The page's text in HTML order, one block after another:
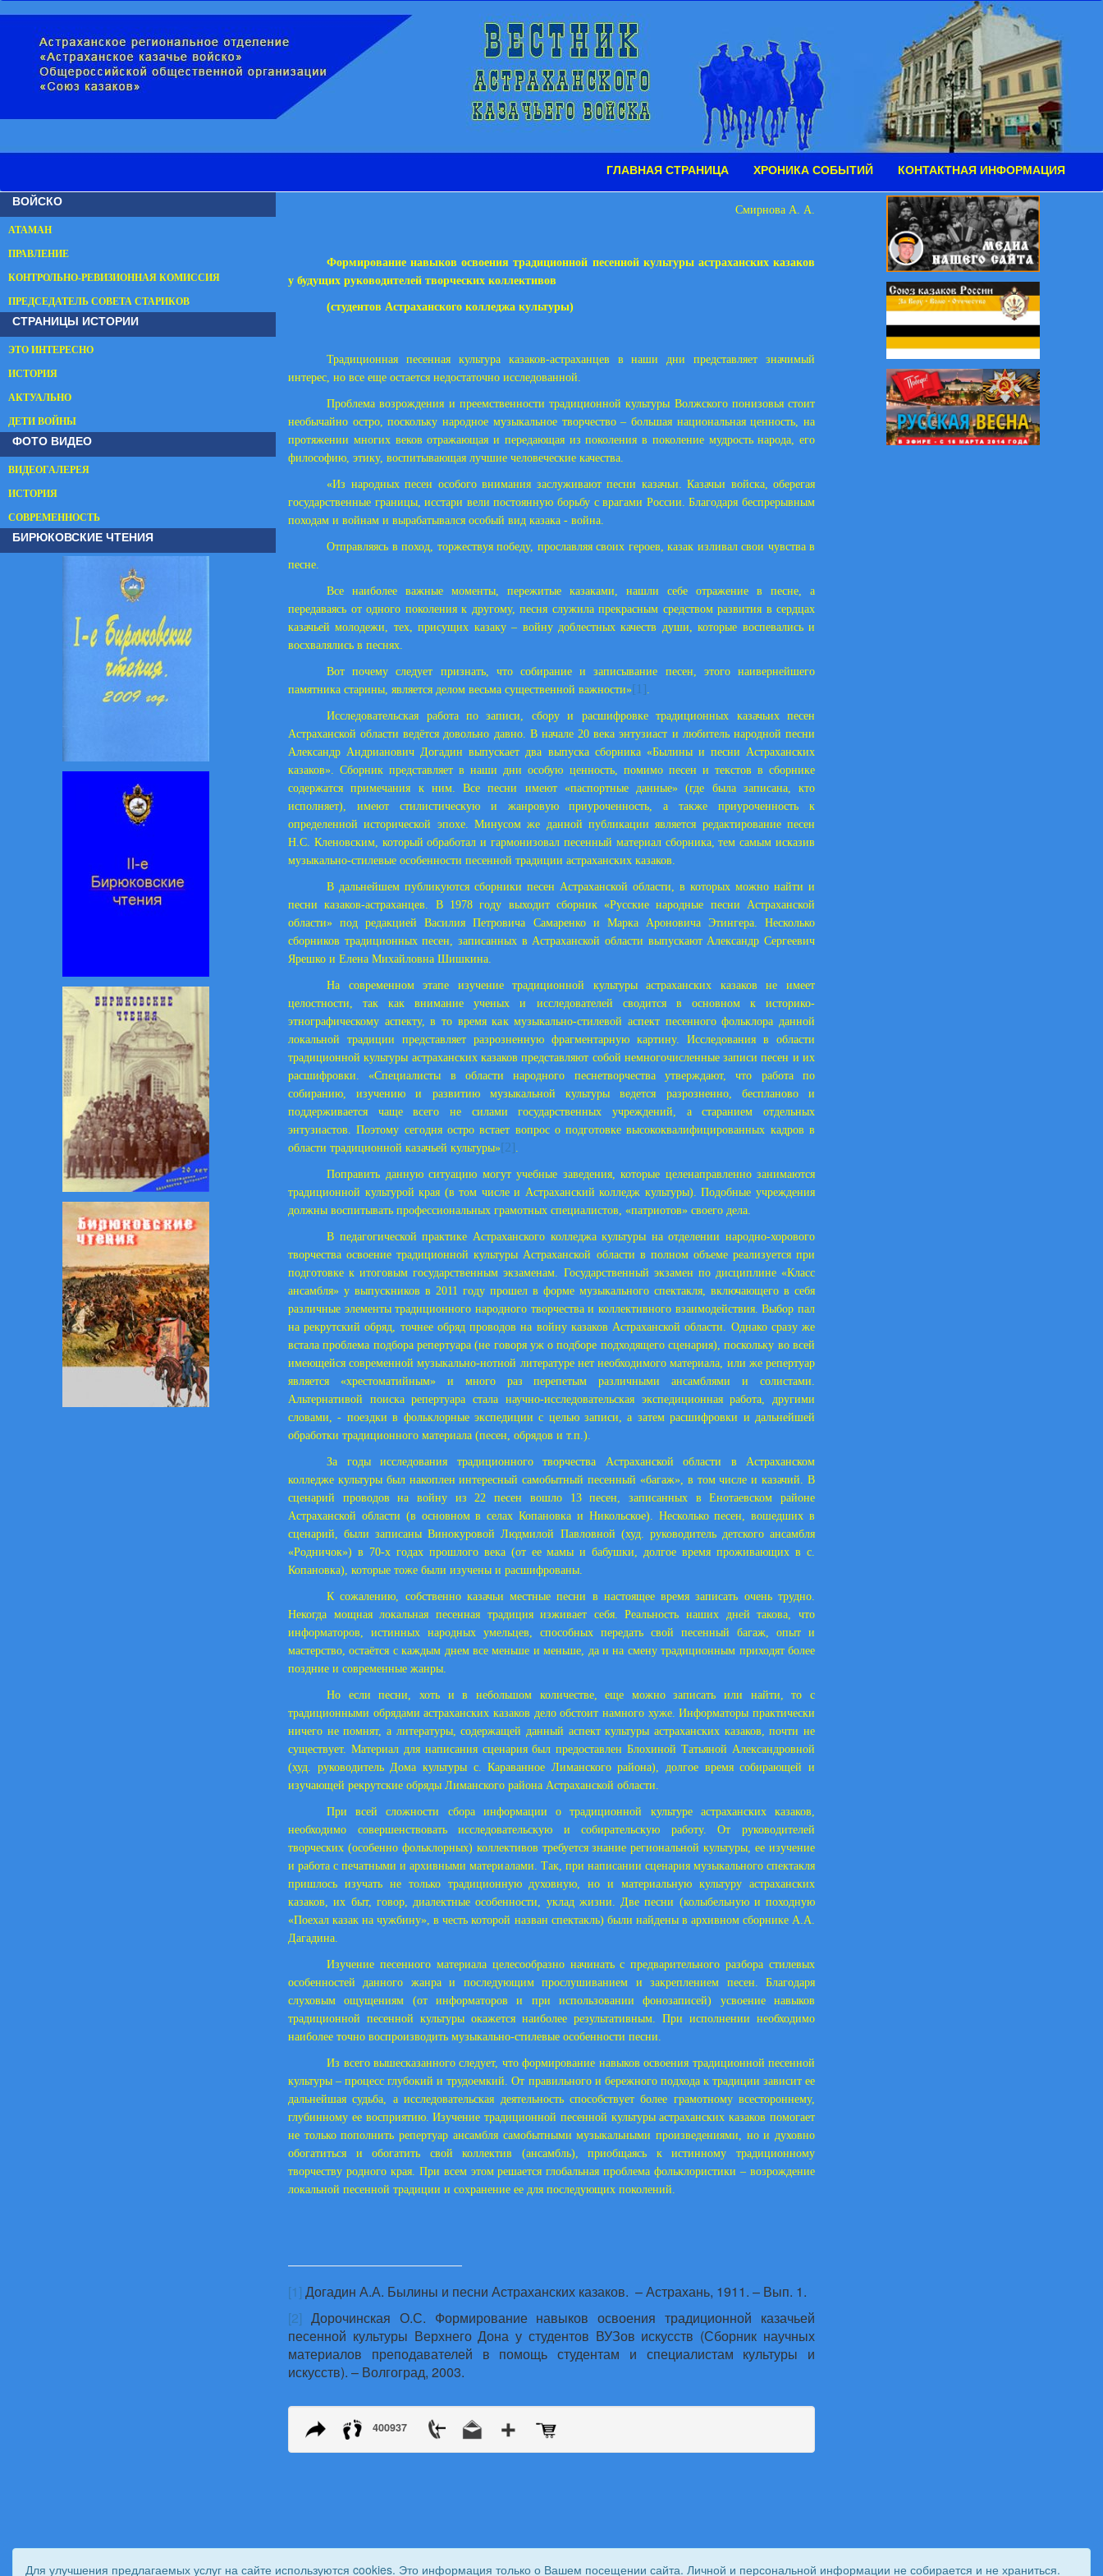
ГЛАВНАЯ СТРАНИЦА ХРОНИКА СОБЫТИЙ КОНТАКТНАЯ ИНФОРМАЦИЯ
ВОЙСКО
АТАМАН
ПРАВЛЕНИЕ
КОНТРОЛЬНО-РЕВИЗИОННАЯ КОМИССИЯ
ПРЕДСЕДАТЕЛЬ СОВЕТА СТАРИКОВ
СТРАНИЦЫ ИСТОРИИ
ЭТО ИНТЕРЕСНО
ИСТОРИЯ
АКТУАЛЬНО
ДЕТИ ВОЙНЫ
ФОТО ВИДЕО
ВИДЕОГАЛЕРЕЯ
ИСТОРИЯ
СОВРЕМЕННОСТЬ
БИРЮКОВСКИЕ ЧТЕНИЯ
Смирнова А. А.
Формирование навыков освоения традиционной песенной культуры астраханских казаков
у будущих руководителей творческих коллективов
(студентов Астраханского колледжа культуры)
Традиционная песенная культура казаков-астраханцев в наши дни представляет значимый
интерес, но все еще остается недостаточно исследованной.
Проблема возрождения и преемственности традиционной культуры Волжского понизовья стоит
необычайно остро, поскольку народное музыкальное творчество – большая национальная ценность, на
протяжении многих веков отражающая и передающая из поколения в поколение мудрость народа, его
философию, этику, воспитывающая лучшие человеческие качества.
«Из народных песен особого внимания заслуживают песни казачьи. Казачьи войска, оберегая
государственные границы, исстари вели постоянную борьбу с врагами России. Благодаря беспрерывным
походам и войнам и вырабатывался особый вид казака - война.
Отправляясь в поход, торжествуя победу, прославляя своих героев, казак изливал свои чувства в
песне.
Все наиболее важные моменты, пережитые казаками, нашли себе отражение в песне, а
передаваясь от одного поколения к другому, песня служила прекрасным средством развития в сердцах
казачьей молодежи, тех, присущих казаку – войну доблестных качеств души, которые воспевались и
восхвалялись в песнях.
Вот почему следует признать, что собирание и записывание песен, этого наивернейшего
памятника старины, является делом весьма существенной важности»[1].
Исследовательская работа по записи, сбору и расшифровке традиционных казачьих песен
Астраханской области ведётся довольно давно. В начале 20 века энтузиаст и любитель народной песни
Александр Андрианович Догадин выпускает два выпуска сборника «Былины и песни Астраханских
казаков». Сборник представляет в наши дни особую ценность, помимо песен и текстов в сборнике
содержатся примечания к ним. Все песни имеют «паспортные данные» (где была записана, кто
исполняет), имеют стилистическую и жанровую приуроченность, а также приуроченность к
определенной исторической эпохе. Минусом же данной публикации является редактирование песен
Н.С. Кленовским, который обработал и гармонизовал песенный материал сборника, тем самым исказив
музыкально-стилевые особенности песенной традиции астраханских казаков.
В дальнейшем публикуются сборники песен Астраханской области, в которых можно найти и
песни казаков-астраханцев. В 1978 году выходит сборник «Русские народные песни Астраханской
области» под редакцией Василия Петровича Самаренко и Марка Ароновича Этингера. Несколько
сборников традиционных песен, записанных в Астраханской области выпускают Александр Сергеевич
Ярешко и Елена Михайловна Шишкина.
На современном этапе изучение традиционной культуры астраханских казаков не имеет
целостности, так как внимание ученых и исследователей сводится в основном к историко-
этнографическому аспекту, в то время как музыкально-стилевой аспект песенного фольклора данной
локальной традиции представляет разрозненную фрагментарную картину. Исследования в области
традиционной культуры астраханских казаков представляют собой немногочисленные записи песен и их
расшифровки. «Специалисты в области народного песнетворчества утверждают, что работа по
собиранию, изучению и развитию музыкальной культуры ведется разрозненно, беспланово и
поддерживается чаще всего не силами государственных учреждений, а старанием отдельных
энтузиастов. Поэтому сегодня остро встает вопрос о подготовке высококвалифицированных кадров в
области традиционной казачьей культуры»[2].
Поправить данную ситуацию могут учебные заведения, которые целенаправленно занимаются
традиционной культурой края (в том числе и Астраханский колледж культуры). Подобные учреждения
должны воспитывать профессиональных грамотных специалистов, «патриотов» своего дела.
В педагогической практике Астраханского колледжа культуры на отделении народно-хорового
творчества освоение традиционной культуры Астраханской области в полном объеме реализуется при
подготовке к итоговым государственным экзаменам. Государственный экзамен по дисциплине «Класс
ансамбля» у выпускников в 2011 году прошел в форме музыкального спектакля, включающего в себя
различные элементы традиционного народного творчества и коллективного взаимодействия. Выбор пал
на рекрутский обряд, точнее обряд проводов на войну казаков Астраханской области. Однако сразу же
встала проблема подбора репертуара (не говоря уж о подборе подходящего сценария), поскольку во всей
имеющейся современной музыкально-нотной литературе нет необходимого материала, или же репертуар
является «хрестоматийным» и много раз перепетым различными ансамблями и солистами.
Альтернативой поиска репертуара стала научно-исследовательская экспедиционная работа, другими
словами, - поездки в фольклорные экспедиции с целью записи, а затем расшифровки и дальнейшей
обработки традиционного материала (песен, обрядов и т.п.).
За годы исследования традиционного творчества Астраханской области в Астраханском
колледже культуры был накоплен интересный самобытный песенный «багаж», в том числе и казачий. В
сценарий проводов на войну из 22 песен вошло 13 песен, записанных в Енотаевском районе
Астраханской области (в основном в селах Копановка и Никольское). Несколько песен, вошедших в
сценарий, были записаны Винокуровой Людмилой Павловной (худ. руководитель детского ансамбля
«Родничок») в 70-х годах прошлого века (от ее мамы и бабушки, долгое время проживающих в с.
Копановка), которые тоже были изучены и расшифрованы.
К сожалению, собственно казачьи местные песни в настоящее время записать очень трудно.
Некогда мощная локальная песенная традиция изживает себя. Реальность наших дней такова, что
информаторов, истинных народных умельцев, способных передать свой песенный багаж, опыт и
мастерство, остаётся с каждым днем все меньше и меньше, да и на смену традиционным приходят более
поздние и современные жанры.
Но если песни, хоть и в небольшом количестве, еще можно записать или найти, то с
традиционными обрядами астраханских казаков дело обстоит намного хуже. Информаторы практически
ничего не помнят, а литературы, содержащей данный аспект культуры астраханских казаков, почти не
существует. Материал для написания сценария был предоставлен Блохиной Татьяной Александровной
(худ. руководитель Дома культуры с. Караванное Лиманского района), долгое время собирающей и
изучающей рекрутские обряды Лиманского района Астраханской области.
При всей сложности сбора информации о традиционной культуре астраханских казаков,
необходимо совершенствовать исследовательскую и собирательскую работу. От руководителей
творческих (особенно фольклорных) коллективов требуется знание региональной культуры, ее изучение
и работа с печатными и архивными материалами. Так, при написании сценария музыкального спектакля
пришлось изучать не только традиционную духовную, но и материальную культуру астраханских
казаков, их быт, говор, диалектные особенности, уклад жизни. Две песни (колыбельную и походную
«Поехал казак на чужбину», в честь которой назван спектакль) были найдены в архивном сборнике А.А.
Дагадина.
Изучение песенного материала целесообразно начинать с предварительного разбора стилевых
особенностей данного жанра и последующим прослушиванием и закреплением песен. Благодаря
слуховым ощущениям (от информаторов и при использовании фонозаписей) усвоение навыков
традиционной песенной культуры окажется наиболее результативным. При исполнении необходимо
наиболее точно воспроизводить музыкально-стилевые особенности песни.
Из всего вышесказанного следует, что формирование навыков освоения традиционной песенной
культуры – процесс глубокий и трудоемкий. От правильного и бережного подхода к традиции зависит ее
дальнейшая судьба, а исследовательская деятельность способствует более грамотному всестороннему,
глубинному ее восприятию. Изучение традиционной песенной культуры астраханских казаков помогает
не только пополнить репертуар ансамбля самобытными музыкальными произведениями, но и духовно
обогатиться и обогатить свой коллектив (ансамбль), приобщаясь к истинному традиционному
творчеству родного края. При всем этом решается глобальная проблема фольклористики – возрождение
локальной песенной традиции и сохранение ее для последующих поколений.
[1] Догадин А.А. Былины и песни Астраханских казаков. – Астрахань, 1911. – Вып. 1.
[2] Дорочинская О.С. Формирование навыков освоения традиционной казачьей
песенной культуры Верхнего Дона у студентов ВУЗов искусств (Сборник научных
материалов преподавателей в помощь студентам и специалистам культуры и
искусств). – Волгоград, 2003.
400937
Для улучшения предлагаемых услуг на сайте используются cookies. Это информация только о Вашем посещении сайта. Личной и персональной информации не собирается и не храниться.